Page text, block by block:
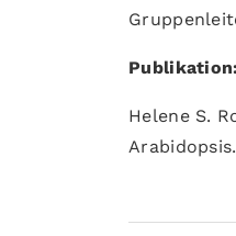
Publikation:
Helene S.
Arabidopsis.